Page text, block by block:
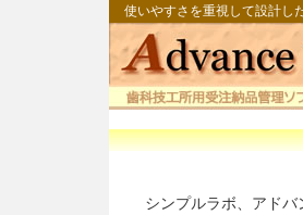
使いやすさを重視して設計し
シンプルラボ、アド